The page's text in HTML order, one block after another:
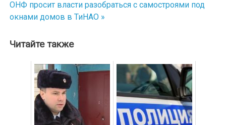
записям
ОНФ просит власти разобраться с самостроями под
окнами домов в ТиНАО »
Читайте также